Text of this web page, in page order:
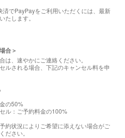
でPayPayをご利用いただくには、最新
たします。
合＞
は、速やかにご連絡ください。
ルされる場合、下記のキャンセル料を申
の50%
ル：ご予約料金の100%
約状況によりご希望に添えない場合がご
ださい。